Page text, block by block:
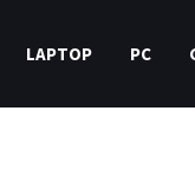
LAPTOP PC